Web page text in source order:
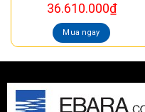
36.610.000₫
Mua ngay